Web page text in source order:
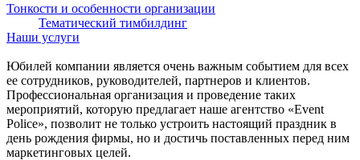
Тонкости и особенности организации
Тематический тимбилдинг
Наши услуги
Юбилей компании является очень важным событием для всех
ее сотрудников, руководителей, партнеров и клиентов.
Профессиональная организация и проведение таких
мероприятий, которую предлагает наше агентство «Event
Police», позволит не только устроить настоящий праздник в
день рождения фирмы, но и достичь поставленных перед ним
маркетинговых целей.